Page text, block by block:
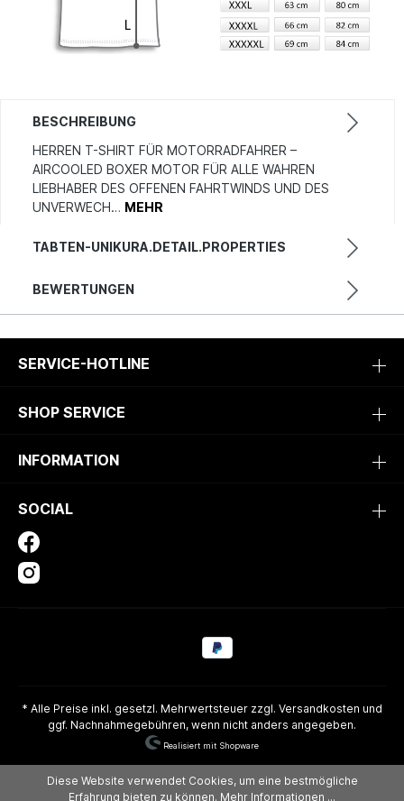
BESCHREIBUNG
HERREN T-SHIRT FÜR MOTORRADFAHRER –
AIRCOOLED BOXER MOTOR FÜR ALLE WAHREN
LIEBHABER DES OFFENEN FAHRTWINDS UND DES
UNVERWECH… MEHR
TABTEN-UNIKURA.DETAIL.PROPERTIES
BEWERTUNGEN
SERVICE-HOTLINE
SHOP SERVICE
INFORMATION
SOCIAL
* Alle Preise inkl. gesetzl. Mehrwertsteuer zzgl. Versandkosten und
ggf. Nachnahmegebühren, wenn nicht anders angegeben.
Realisiert mit Shopware
Diese Website verwendet Cookies, um eine bestmögliche
Erfahrung bieten zu können. Mehr Informationen ...